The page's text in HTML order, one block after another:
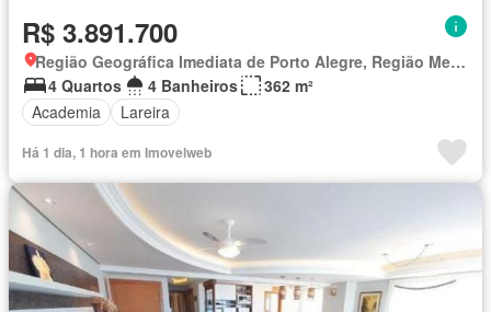
R$ 3.891.700
Região Geográfica Imediata de Porto Alegre, Região Metropolitana de Porto Alegre
4 Quartos
4 Banheiros
362 m²
Academia
Lareira
Há 1 dia, 1 hora em Imovelweb